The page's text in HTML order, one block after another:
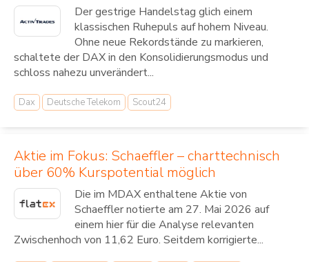
Der gestrige Handelstag glich einem
klassischen Ruhepuls auf hohem Niveau.
Ohne neue Rekordstände zu markieren,
schaltete der DAX in den Konsolidierungsmodus und
schloss nahezu unverändert...
Dax Deutsche Telekom Scout24
Aktie im Fokus: Schaeffler – charttechnisch
über 60% Kurspotential möglich
Die im MDAX enthaltene Aktie von
Schaeffler notierte am 27. Mai 2026 auf
einem hier für die Analyse relevanten
Zwischenhoch von 11,62 Euro. Seitdem korrigierte...